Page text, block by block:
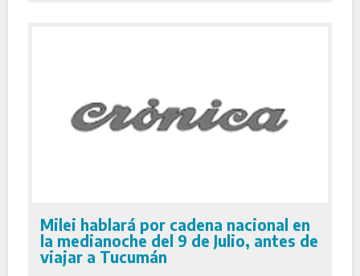
Milei hablará por cadena nacional en
la medianoche del 9 de Julio, antes de
viajar a Tucumán